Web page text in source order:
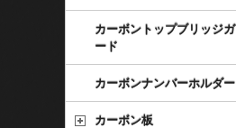
カーボントップブリッジガ
ード
カーボンナンバーホルダー
カーボン板